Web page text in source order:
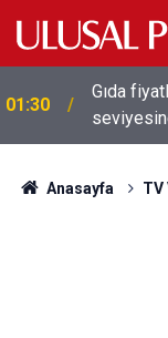
01:26
duyurusu
Anasayfa TV